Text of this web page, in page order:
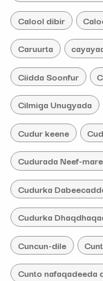
Calool dibir
Caruurta
Ciidda Soonfur
Cilmiga Unugyada
Cudur keene
Cudurada Neef-
Cudurka
Cudurka
Cuncun-dile
Cunto nafaqadeeda